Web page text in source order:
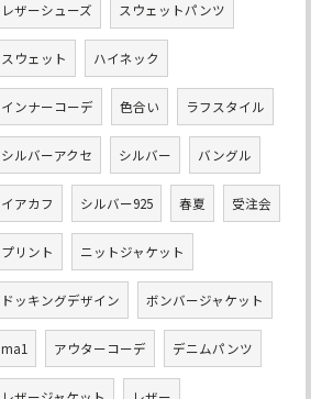
レザーシューズ スウェットパンツ
スウェット ハイネック
インナーコーデ 色合い ラフスタイル
シルバーアクセ シルバー バングル
イアカフ シルバー925 春夏 受注会
プリント ニットジャケット
ドッキングデザイン ボンバージャケット
ma1 アウターコーデ デニムパンツ